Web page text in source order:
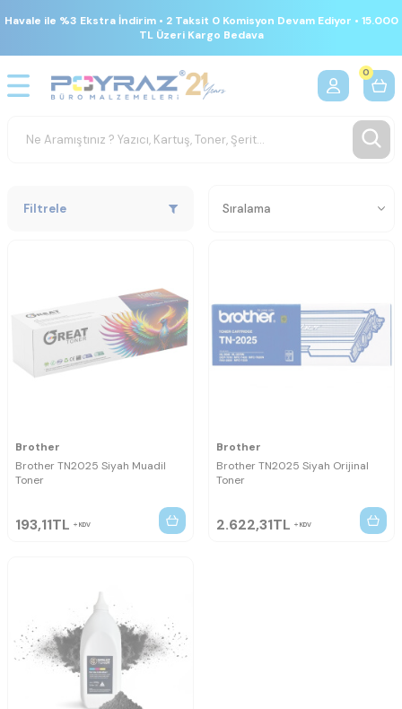
Havale ile %3 Ekstra İndirim • 2 Taksit 0 Komisyon Devam Ediyor • 15.000
TL Üzeri Kargo Bedava
0
Filtrele
Brother
Brother TN2025 Siyah Muadil
Toner
193,11TL KDV
Brother
Brother TN2025 Siyah Orijinal
Toner
2.622,31TL KDV